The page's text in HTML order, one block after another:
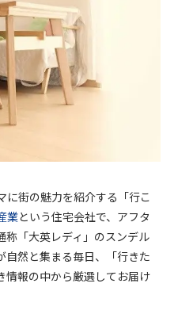
に街の魅力を紹介する「行こ
業という住宅会社で、アフタ
称「大英レディ」のスンデル
自然と集まる毎日、「行きた
情報の中から厳選してお届け